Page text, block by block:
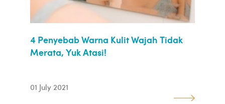
4 Penyebab Warna Kulit Wajah Tidak
Merata, Yuk Atasi!
01 July 2021